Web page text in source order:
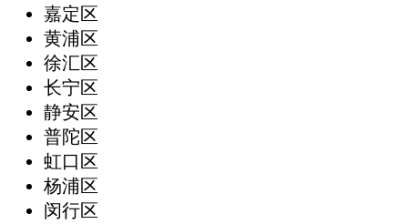
嘉定区
黄浦区
徐汇区
长宁区
静安区
普陀区
虹口区
杨浦区
闵行区